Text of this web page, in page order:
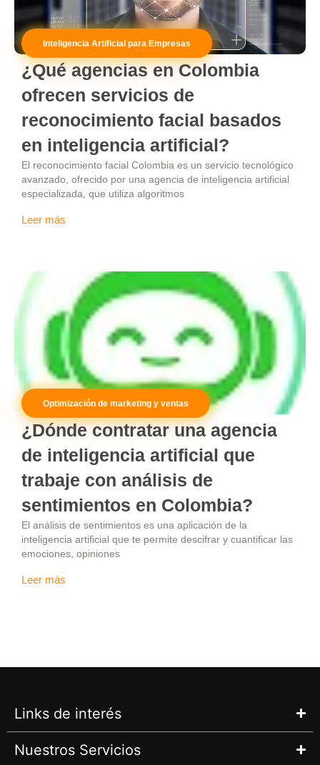
Inteligencia Artificial para Empresas
¿Qué agencias en Colombia
ofrecen servicios de
reconocimiento facial basados
en inteligencia artificial?
El reconocimiento facial Colombia es un servicio tecnológico
avanzado, ofrecido por una agencia de inteligencia artificial
especializada, que utiliza algoritmos
Leer más
Optimización de marketing y ventas
¿Dónde contratar una agencia
de inteligencia artificial que
trabaje con análisis de
sentimientos en Colombia?
El análisis de sentimientos es una aplicación de la
inteligencia artificial que te permite descifrar y cuantificar las
emociones, opiniones
Leer más
Links de interés
Nuestros Servicios